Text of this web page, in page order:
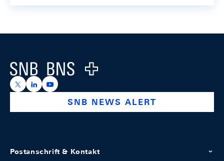
Logo
https://x.com/snb_bns
https://ch.linkedin.com/company/swiss-national-
https://www.youtube.com/@swissnationalbank
SNB NEWS ALERT
Postanschrift & Kontakt